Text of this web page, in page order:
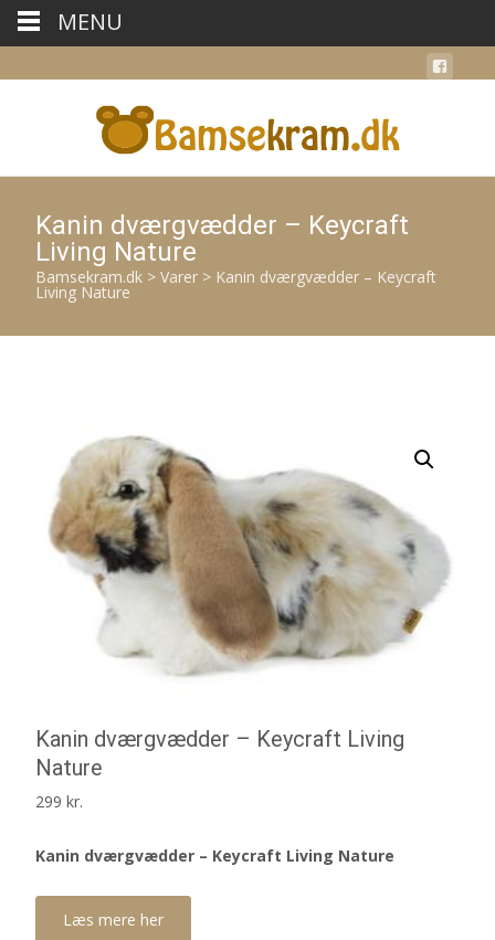
Kanin dværgvædder – Keycraft
Living Nature
Bamsekram.dk > Varer > Kanin dværgvædder – Keycraft
Living Nature
Kanin dværgvædder – Keycraft Living
Nature
299 kr.
Kanin dværgvædder – Keycraft Living Nature
Læs mere her
MENU